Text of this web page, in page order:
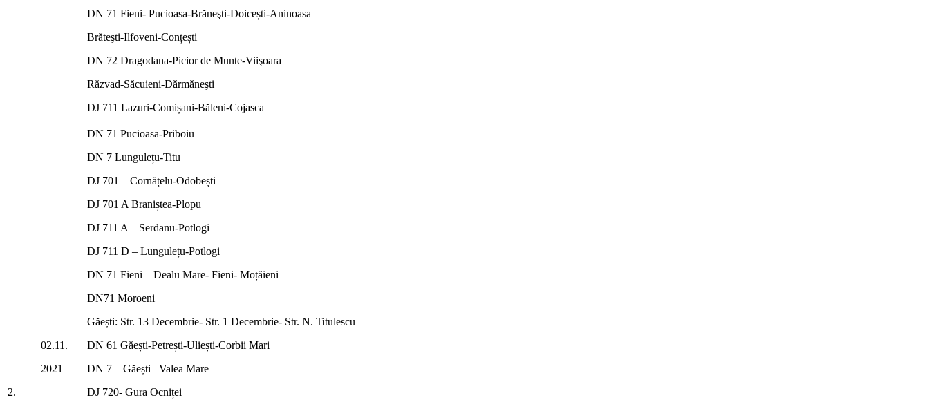
DN 71 Fieni- Pucioasa-Brăneşti-Doicești-Aninoasa
Brăteşti-Ilfoveni-Conțești
DN 72 Dragodana-Picior de Munte-Viişoara
Răzvad-Săcuieni-Dărmăneşti
DJ 711 Lazuri-Comișani-Băleni-Cojasca
2.
02.11.
2021
DN 71 Pucioasa-Priboiu
DN 7 Lungulețu-Titu
DJ 701 – Cornățelu-Odobești
DJ 701 A Braniștea-Plopu
DJ 711 A – Serdanu-Potlogi
DJ 711 D – Lungulețu-Potlogi
DN 71 Fieni – Dealu Mare- Fieni- Moțăieni
DN71 Moroeni
Găești: Str. 13 Decembrie- Str. 1 Decembrie- Str. N. Titulescu
DN 61 Găești-Petrești-Uliești-Corbii Mari
DN 7 – Găești –Valea Mare
DJ 720- Gura Ocniței